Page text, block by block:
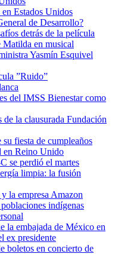
Estados Unidos
de Desarrollo?
detrás de la película
Matilda en musical
Yasmín Esquivel
”Ruido”
del IMSS Bienestar como
la clausurada Fundación
fiesta de cumpleaños
en Reino Unido
se perdió el martes
limpia: la fusión
la empresa Amazon
indígenas
la embajada de México en
ex presidente
boletos en concierto de